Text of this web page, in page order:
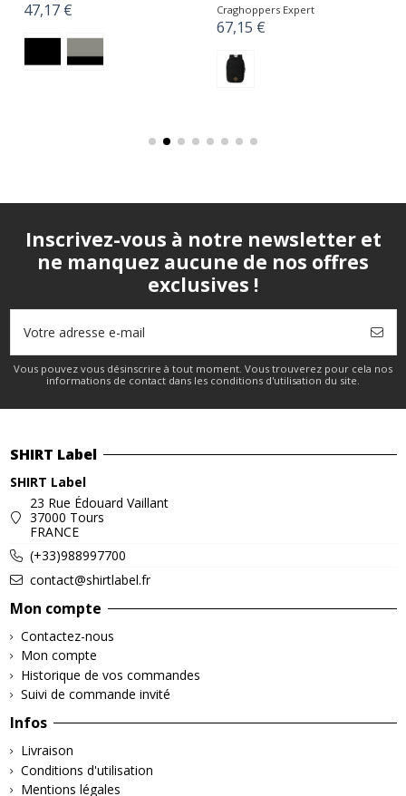
47,17 € Craghoppers Expert
67,15 €
Inscrivez-vous à notre newsletter et
ne manquez aucune de nos offres
exclusives !
Vous pouvez vous désinscrire à tout moment. Vous trouverez pour cela nos
informations de contact dans les conditions d'utilisation du site.
SHIRT Label
SHIRT Label
23 Rue Édouard Vaillant
37000 Tours
FRANCE
(+33)988997700
contact@shirtlabel.fr
Mon compte
Contactez-nous
Mon compte
Historique de vos commandes
Suivi de commande invité
Infos
Livraison
Conditions d'utilisation
Mentions légales